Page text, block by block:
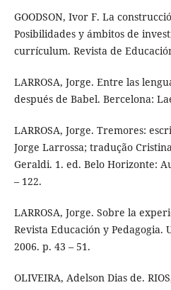
GOODSON, Ivor F. La
Posibilidades y ámbitos de
currículum. Revista de
LARROSA, Jorge. Entre las
después de Babel. Bercelona:
LARROSA, Jorge. Tremores:
Jorge Larrossa; tradução
Geraldi. 1. ed. Belo Horizonte:
– 122.
LARROSA, Jorge. Sobre la
Revista Educación y
2006. p. 43 – 51.
OLIVEIRA, Adelson Dias de.